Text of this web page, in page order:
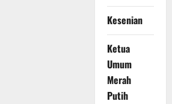
Kesenian
Ketua
Umum
Merah
Putih